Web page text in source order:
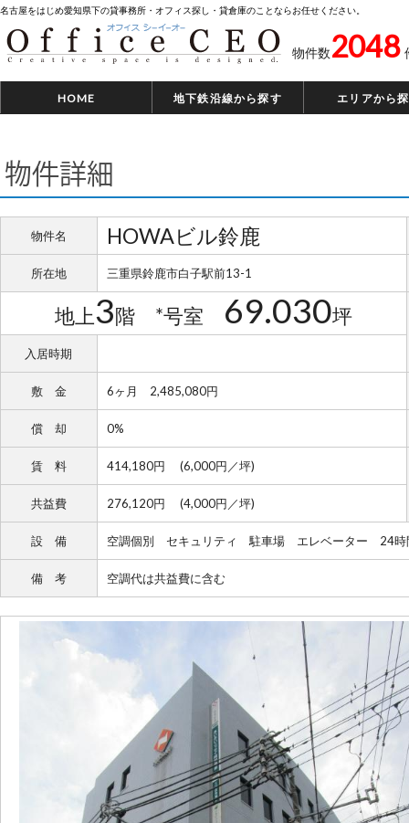
名古屋をはじめ愛知県下の貸事務所・オフィス探し・貸倉庫のことならお任せください。
物件詳細
物件名 HOWAビル鈴鹿
所在地 三重県鈴鹿市白子駅前13-1
地上3階 *号室 69.030坪
入居時期
敷 金 6ヶ月 2,485,080円
償 却 0%
賃 料 414,180円 (6,000円／坪)
共益費 276,120円 (4,000円／坪)
設 備 空調個別 セキュリティ 駐車場 エレベーター 24
備 考 空調代は共益費に含む
物件数2048
HOME 地下鉄沿線から探す エリアから